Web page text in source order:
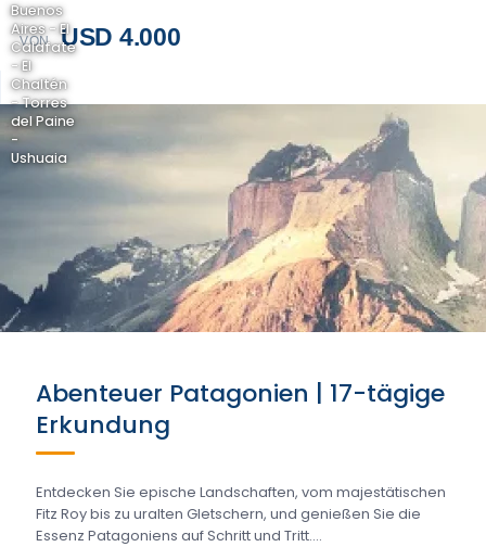
VON USD 4.000
Buenos
Aires - El
Calafate
- El
Chaltén
- Torres
del Paine
-
Ushuaia
Abenteuer Patagonien | 17-tägige
Erkundung
Entdecken Sie epische Landschaften, vom majestätischen
Fitz Roy bis zu uralten Gletschern, und genießen Sie die
Essenz Patagoniens auf Schritt und Tritt....